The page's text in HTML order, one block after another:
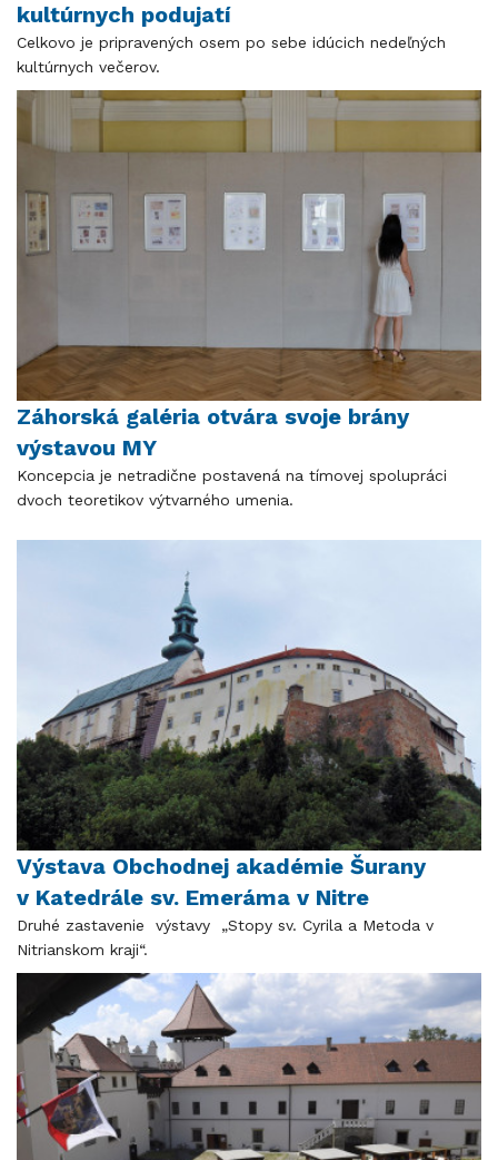
kultúrnych podujatí
Celkovo je pripravených osem po sebe idúcich nedeľných
kultúrnych večerov.
Záhorská galéria otvára svoje brány
výstavou MY
Koncepcia je netradične postavená na tímovej spolupráci
dvoch teoretikov výtvarného umenia.
Výstava Obchodnej akadémie Šurany
v Katedrále sv. Emeráma v Nitre
Druhé zastavenie výstavy „Stopy sv. Cyrila a Metoda v
Nitrianskom kraji“.